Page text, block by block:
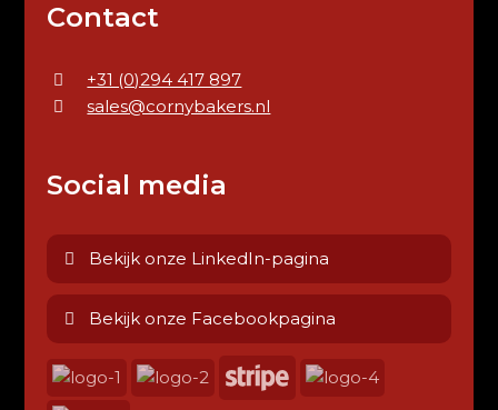
Contact
+31 (0)294 417 897
sales@cornybakers.nl
Social media
Bekijk onze LinkedIn-pagina
Bekijk onze Facebookpagina